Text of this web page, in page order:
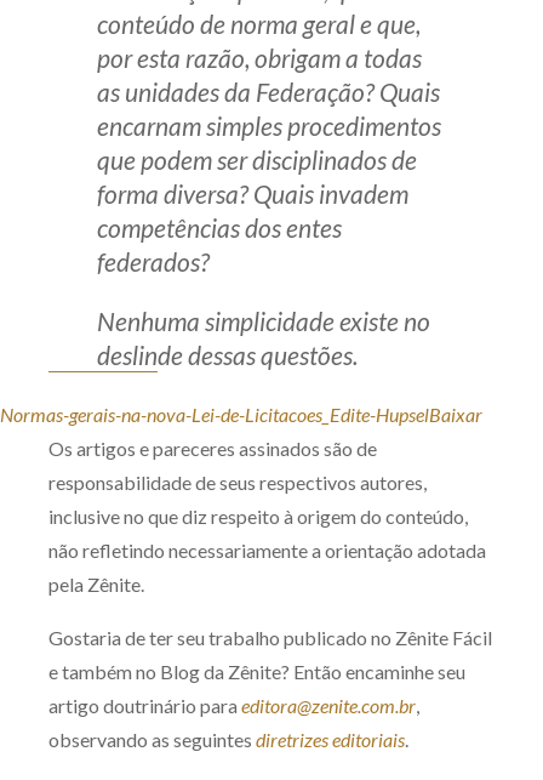
conteúdo de norma geral e que,
por esta razão, obrigam a todas
as unidades da Federação? Quais
encarnam simples procedimentos
que podem ser disciplinados de
forma diversa? Quais invadem
competências dos entes
federados?
Nenhuma simplicidade existe no
deslinde dessas questões.
Normas-gerais-na-nova-Lei-de-Licitacoes_Edite-HupselBaixar
Os artigos e pareceres assinados são de
responsabilidade de seus respectivos autores,
inclusive no que diz respeito à origem do conteúdo,
não refletindo necessariamente a orientação adotada
pela Zênite.
Gostaria de ter seu trabalho publicado no Zênite Fácil
e também no Blog da Zênite? Então encaminhe seu
artigo doutrinário para editora@zenite.com.br,
observando as seguintes diretrizes editoriais.